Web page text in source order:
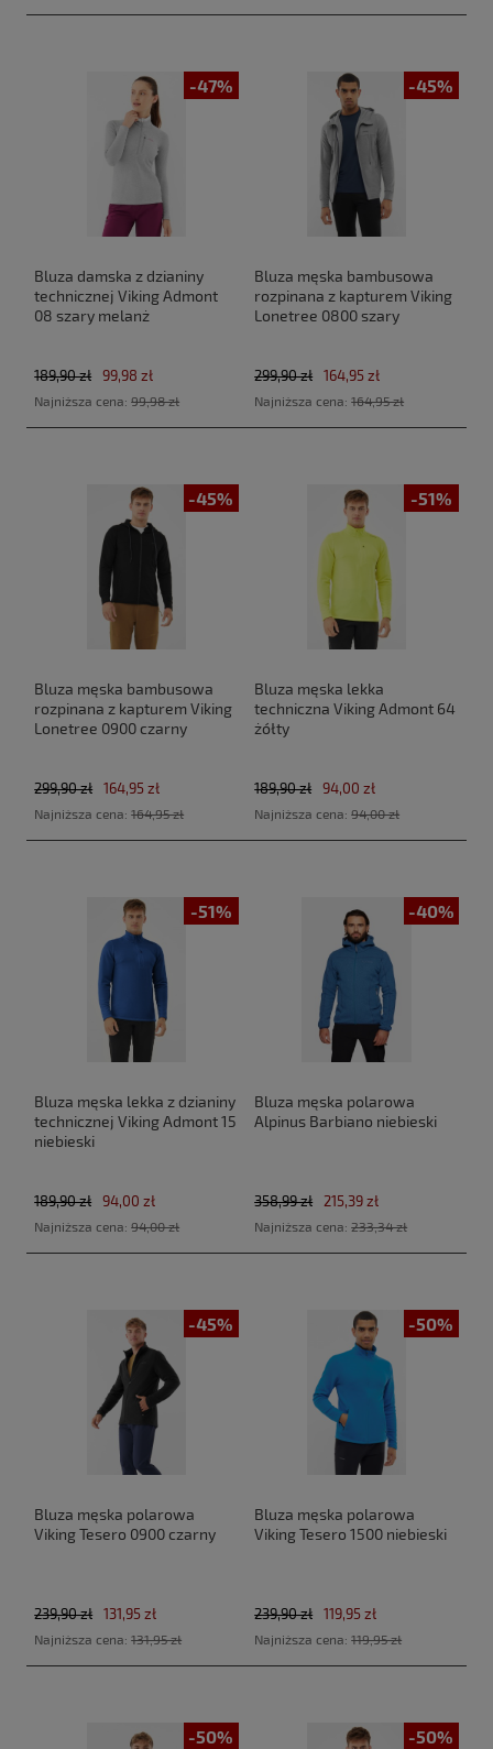
-47%
Bluza damska z dzianiny
technicznej Viking Admont
08 szary melanż
99,98 zł
189,90 zł
Najniższa cena:99,98 zł
-45%
Bluza męska bambusowa
rozpinana z kapturem Viking
Lonetree 0800 szary
164,95 zł
299,90 zł
Najniższa cena:164,95 zł
-45%
Bluza męska bambusowa
rozpinana z kapturem Viking
Lonetree 0900 czarny
164,95 zł
299,90 zł
Najniższa cena:164,95 zł
-51%
Bluza męska lekka
techniczna Viking Admont 64
żółty
94,00 zł
189,90 zł
Najniższa cena:94,00 zł
-51%
Bluza męska lekka z dzianiny
technicznej Viking Admont 15
niebieski
94,00 zł
189,90 zł
Najniższa cena:94,00 zł
-40%
Bluza męska polarowa
Alpinus Barbiano niebieski
215,39 zł
358,99 zł
Najniższa cena:233,34 zł
-45%
Bluza męska polarowa
Viking Tesero 0900 czarny
131,95 zł
239,90 zł
Najniższa cena:131,95 zł
-50%
Bluza męska polarowa
Viking Tesero 1500 niebieski
119,95 zł
239,90 zł
Najniższa cena:119,95 zł
-50% -50%